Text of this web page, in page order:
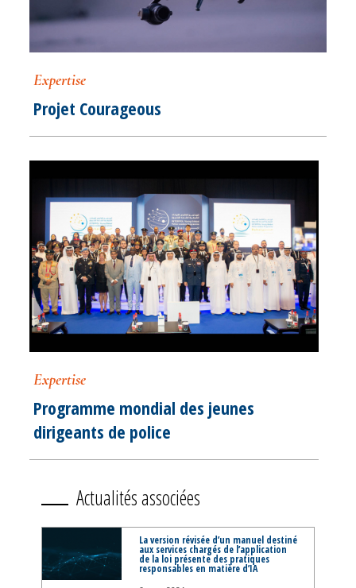
Expertise
Projet Courageous
Expertise
Programme mondial des jeunes
dirigeants de police
Actualités associées
La version révisée d’un manuel destiné
aux services chargés de l’application
de la loi présente des pratiques
responsables en matière d’IA